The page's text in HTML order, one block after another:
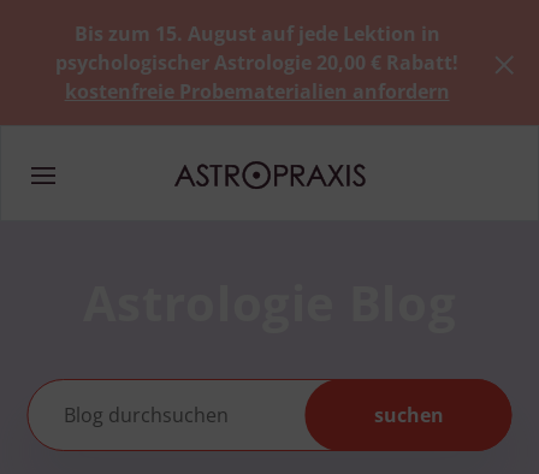
Bis zum 15. August auf jede Lektion in
psychologischer Astrologie 20,00 € Rabatt!
kostenfreie Probematerialien anfordern
suchen